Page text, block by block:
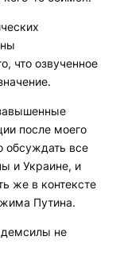
что озвученное
после моего
обсуждать все
и Украине, и
же в контексте
Путина.
демсилы не